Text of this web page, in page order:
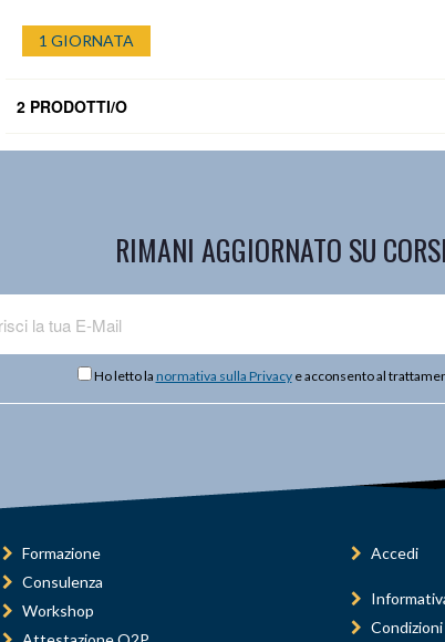
1 GIORNATA
2 PRODOTTI/O
RIMANI AGGIORNATO SU
Ho letto la normativa sulla Privacye acconsento al
Formazione
Consulenza
Workshop
Accedi